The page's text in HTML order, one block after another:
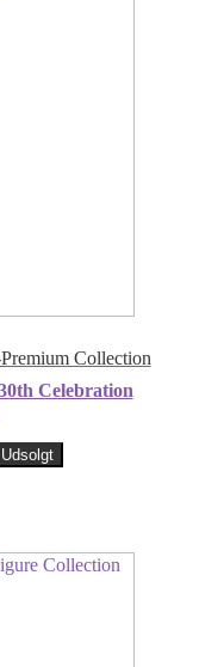
Collection
Celebration
Udsolgt